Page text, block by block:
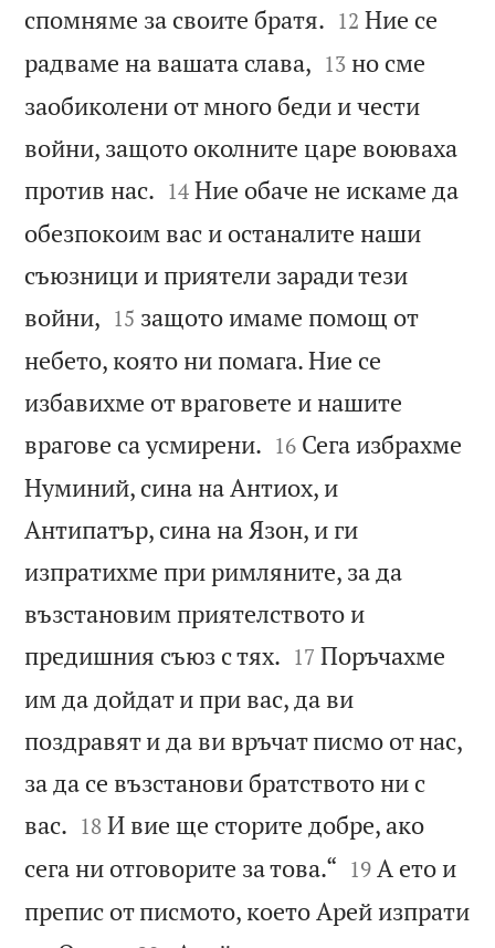
спомняме за своите братя. 

12 Ние се
радваме на вашата слава, 

13 но сме
заобиколени от много беди и чести
войни, защото околните царе воюваха
против нас. 

14 Ние обаче не искаме да
обезпокоим вас и останалите наши
съюзници и приятели заради тези
войни, 

15 защото имаме помощ от
небето, която ни помага. Ние се
избавихме от враговете и нашите
врагове са усмирени. 

16 Сега избрахме
Нуминий, сина на Антиох, и
Антипатър, сина на Язон, и ги
изпратихме при римляните, за да
възстановим приятелството и
предишния съюз с тях. 

17 Поръчахме
им да дойдат и при вас, да ви
поздравят и да ви връчат писмо от нас,
за да се възстанови братството ни с
вас. 

18 И вие ще сторите добре, ако
сега ни отговорите за това.“ 

19 А ето и
препис от писмото, което Арей изпрати